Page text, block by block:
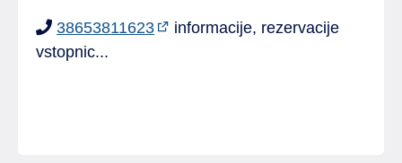
38653811623
informacije, rezervacije
vstopnic...